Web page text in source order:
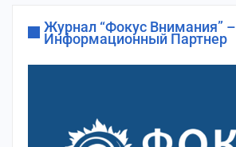
Журнал “Фокус Внимания” –
Информационный Партнер